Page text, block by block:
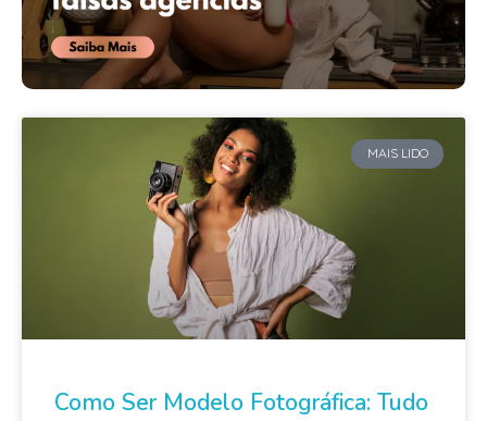
MAIS LIDO
Como Ser Modelo Fotográfica: Tudo